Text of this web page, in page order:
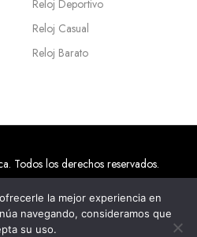
Reloj Deportivo
Reloj Casual
Reloj Barato
Todos los derechos reservados.
SEO en Costa Rica
la mejor experiencia en
navegando, consideramos que
su uso.